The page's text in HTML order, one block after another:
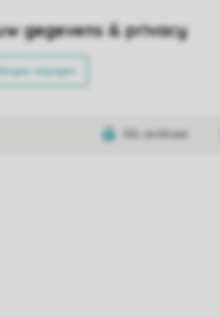
gegevens & privacy
wijzigen
SSL certificaat